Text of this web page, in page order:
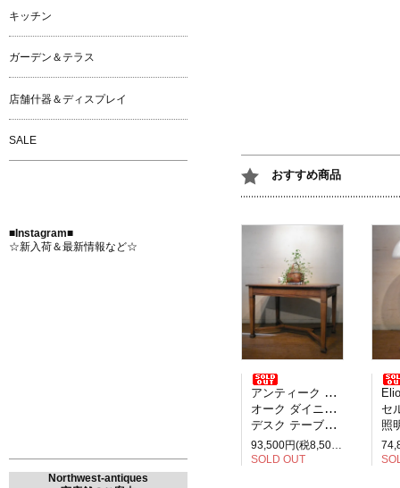
おすすめ商品
アンティーク イギリス製
オーク ダイニングテーブル
デスク テーブル 2人掛け
93,500円(税8,500円)
SOLD OUT
Elio
セル
照明
キッチン
ガーデン＆テラス
店舗什器＆ディスプレイ
SALE
■Instagram■
☆新入荷＆最新情報など☆
Northwest-antiques